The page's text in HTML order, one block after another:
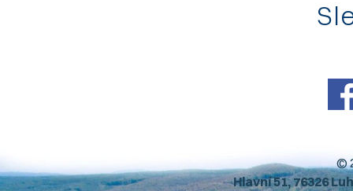
©
Hlavní 51, 76326